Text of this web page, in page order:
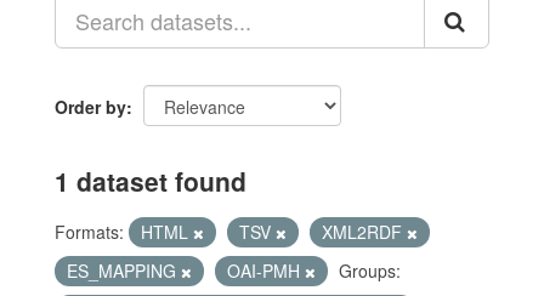
Order by
1 dataset found
Formats: HTML TSV
XML2RDF
ES_MAPPING
OAI-PMH
Groups: